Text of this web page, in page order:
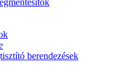
berendezések